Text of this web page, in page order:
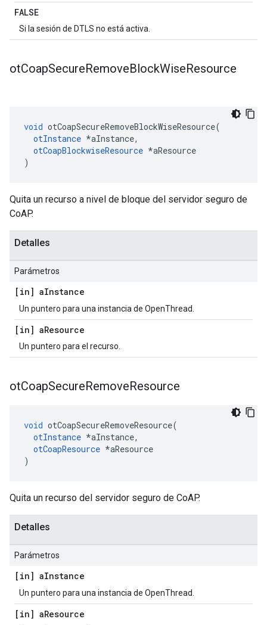
FALSE
Si la sesión de DTLS no está activa.
otCoapSecureRemoveBlockWiseResource
void otCoapSecureRemoveBlockWiseResource(
otInstance *aInstance,
otCoapBlockwiseResource *aResource
)
Quita un recurso a nivel de bloque del servidor seguro de
CoAP.
Detalles
Parámetros
[in] aInstance
Un puntero para una instancia de OpenThread.
[in] aResource
Un puntero para el recurso.
otCoapSecureRemoveResource
void otCoapSecureRemoveResource(
otInstance *aInstance,
otCoapResource *aResource
)
Quita un recurso del servidor seguro de CoAP.
Detalles
Parámetros
[in] aInstance
Un puntero para una instancia de OpenThread.
[in] aResource